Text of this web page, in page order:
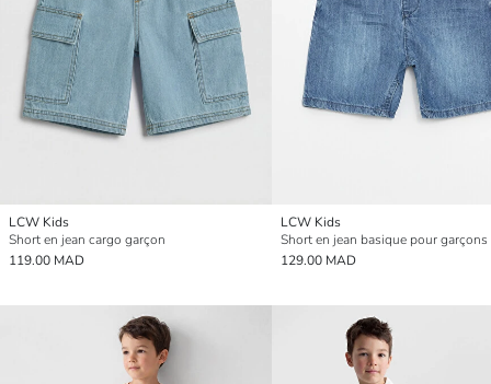
LCW Kids
Short en jean cargo garçon
119.00 MAD
LCW Kids
Short en jean basique pour garçons
129.00 MAD